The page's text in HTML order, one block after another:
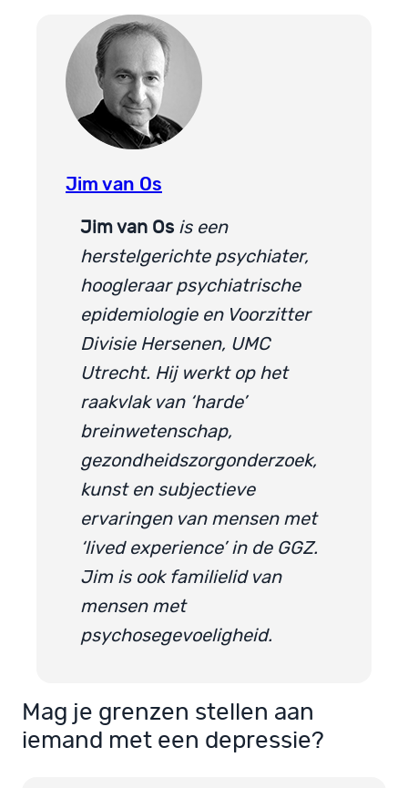
Jim van Os
Jim van Os is een
herstelgerichte psychiater,
hoogleraar psychiatrische
epidemiologie en Voorzitter
Divisie Hersenen, UMC
Utrecht. Hij werkt op het
raakvlak van ‘harde’
breinwetenschap,
gezondheidszorgonderzoek,
kunst en subjectieve
ervaringen van mensen met
‘lived experience’ in de GGZ.
Jim is ook familielid van
mensen met
psychosegevoeligheid.
Mag je grenzen stellen aan
iemand met een depressie?